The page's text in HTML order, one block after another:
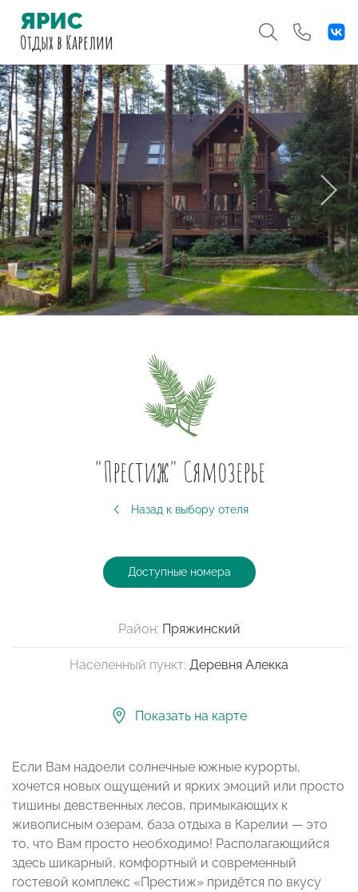
ЯРИС
Отдыхв Карелии
"Престиж" Сямозерье
Назад к выбору отеля
Если Вам надоели солнечные южные курорты,
хочется новых ощущений и ярких эмоций или просто
тишины девственных лесов, примыкающих к
живописным озерам, база отдыха в Карелии — это
то, что Вам просто необходимо! Располагающийся
здесь шикарный, комфортный и современный
гостевой комплекс «Престиж» придётся по вкусу
Доступные номера
Район: Пряжинский
Населенный пункт: Деревня Алекка
Показать на карте